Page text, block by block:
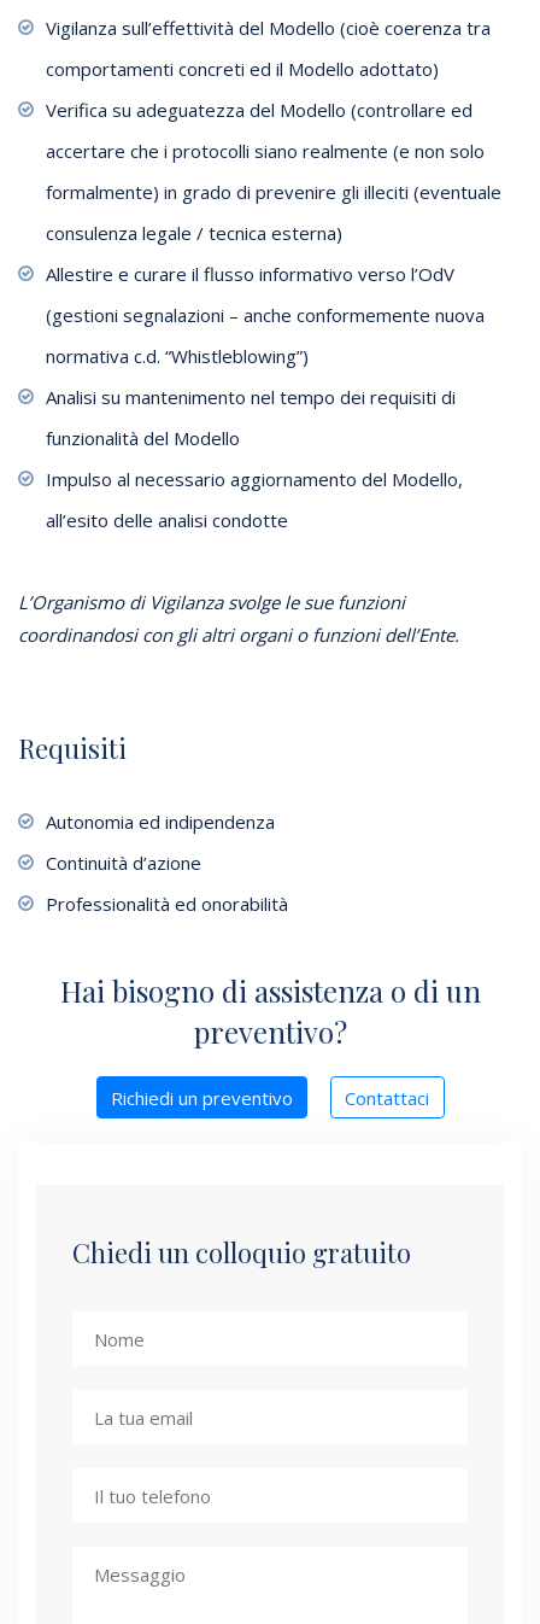
Vigilanza sull’effettività del Modello (cioè coerenza tra
comportamenti concreti ed il Modello adottato)
Verifica su adeguatezza del Modello (controllare ed
accertare che i protocolli siano realmente (e non solo
formalmente) in grado di prevenire gli illeciti (eventuale
consulenza legale / tecnica esterna)
Allestire e curare il flusso informativo verso l’OdV
(gestioni segnalazioni – anche conformemente nuova
normativa c.d. “Whistleblowing”)
Analisi su mantenimento nel tempo dei requisiti di
funzionalità del Modello
Impulso al necessario aggiornamento del Modello,
all’esito delle analisi condotte
L’Organismo di Vigilanza svolge le sue funzioni
coordinandosi con gli altri organi o funzioni dell’Ente.
Requisiti
Autonomia ed indipendenza
Continuità d’azione
Professionalità ed onorabilità
Hai bisogno di assistenza o di un
preventivo?
Richiedi un preventivo Contattaci
Chiedi un colloquio gratuito